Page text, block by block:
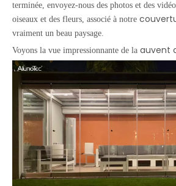
terminée, envoyez-nous des photos et des
oiseaux et des fleurs, associé à notre
vraiment un beau paysage.
Voyons la vue impressionnante de la auvent